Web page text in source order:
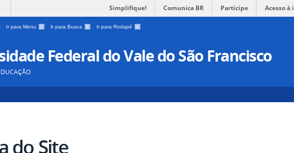
Simplifique! Comunica BR Participe Acesso
Ir para Menu 2 Ir para Busca 3 Ir para Rodapé 4
Federal do Vale do São Francisco
do Site